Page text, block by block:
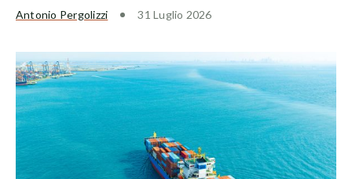
Antonio Pergolizzi 31 Luglio 2026